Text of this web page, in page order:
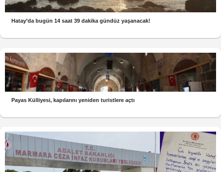
Hatay’da bugün 14 saat 39 dakika gündüz yaşanacak!
Payas Külliyesi, kapılarını yeniden turistlere açtı